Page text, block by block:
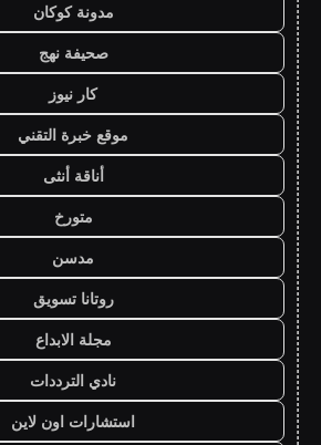
مدونة كوكان
صحيفة نهج
كار نيوز
موقع خبرة التقني
أناقة أنثى
متورخ
مدسن
روتانا تسويق
مجلة الابداع
نادي الترددات
استشارات اون لاين